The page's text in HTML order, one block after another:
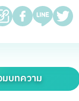
บทความ